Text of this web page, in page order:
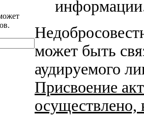
может быть
аудируемого
Присвоение
осуществлено,